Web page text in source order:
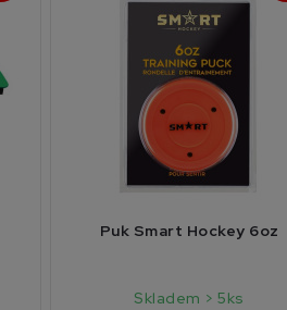
Puk Smart Hockey 6oz
Skladem > 5ks